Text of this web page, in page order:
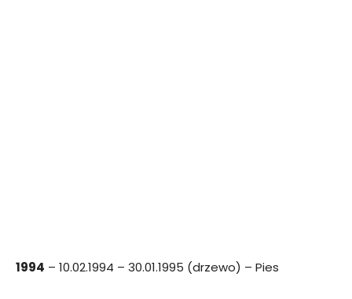
1994 – 10.02.1994 – 30.01.1995 (drzewo) – Pies